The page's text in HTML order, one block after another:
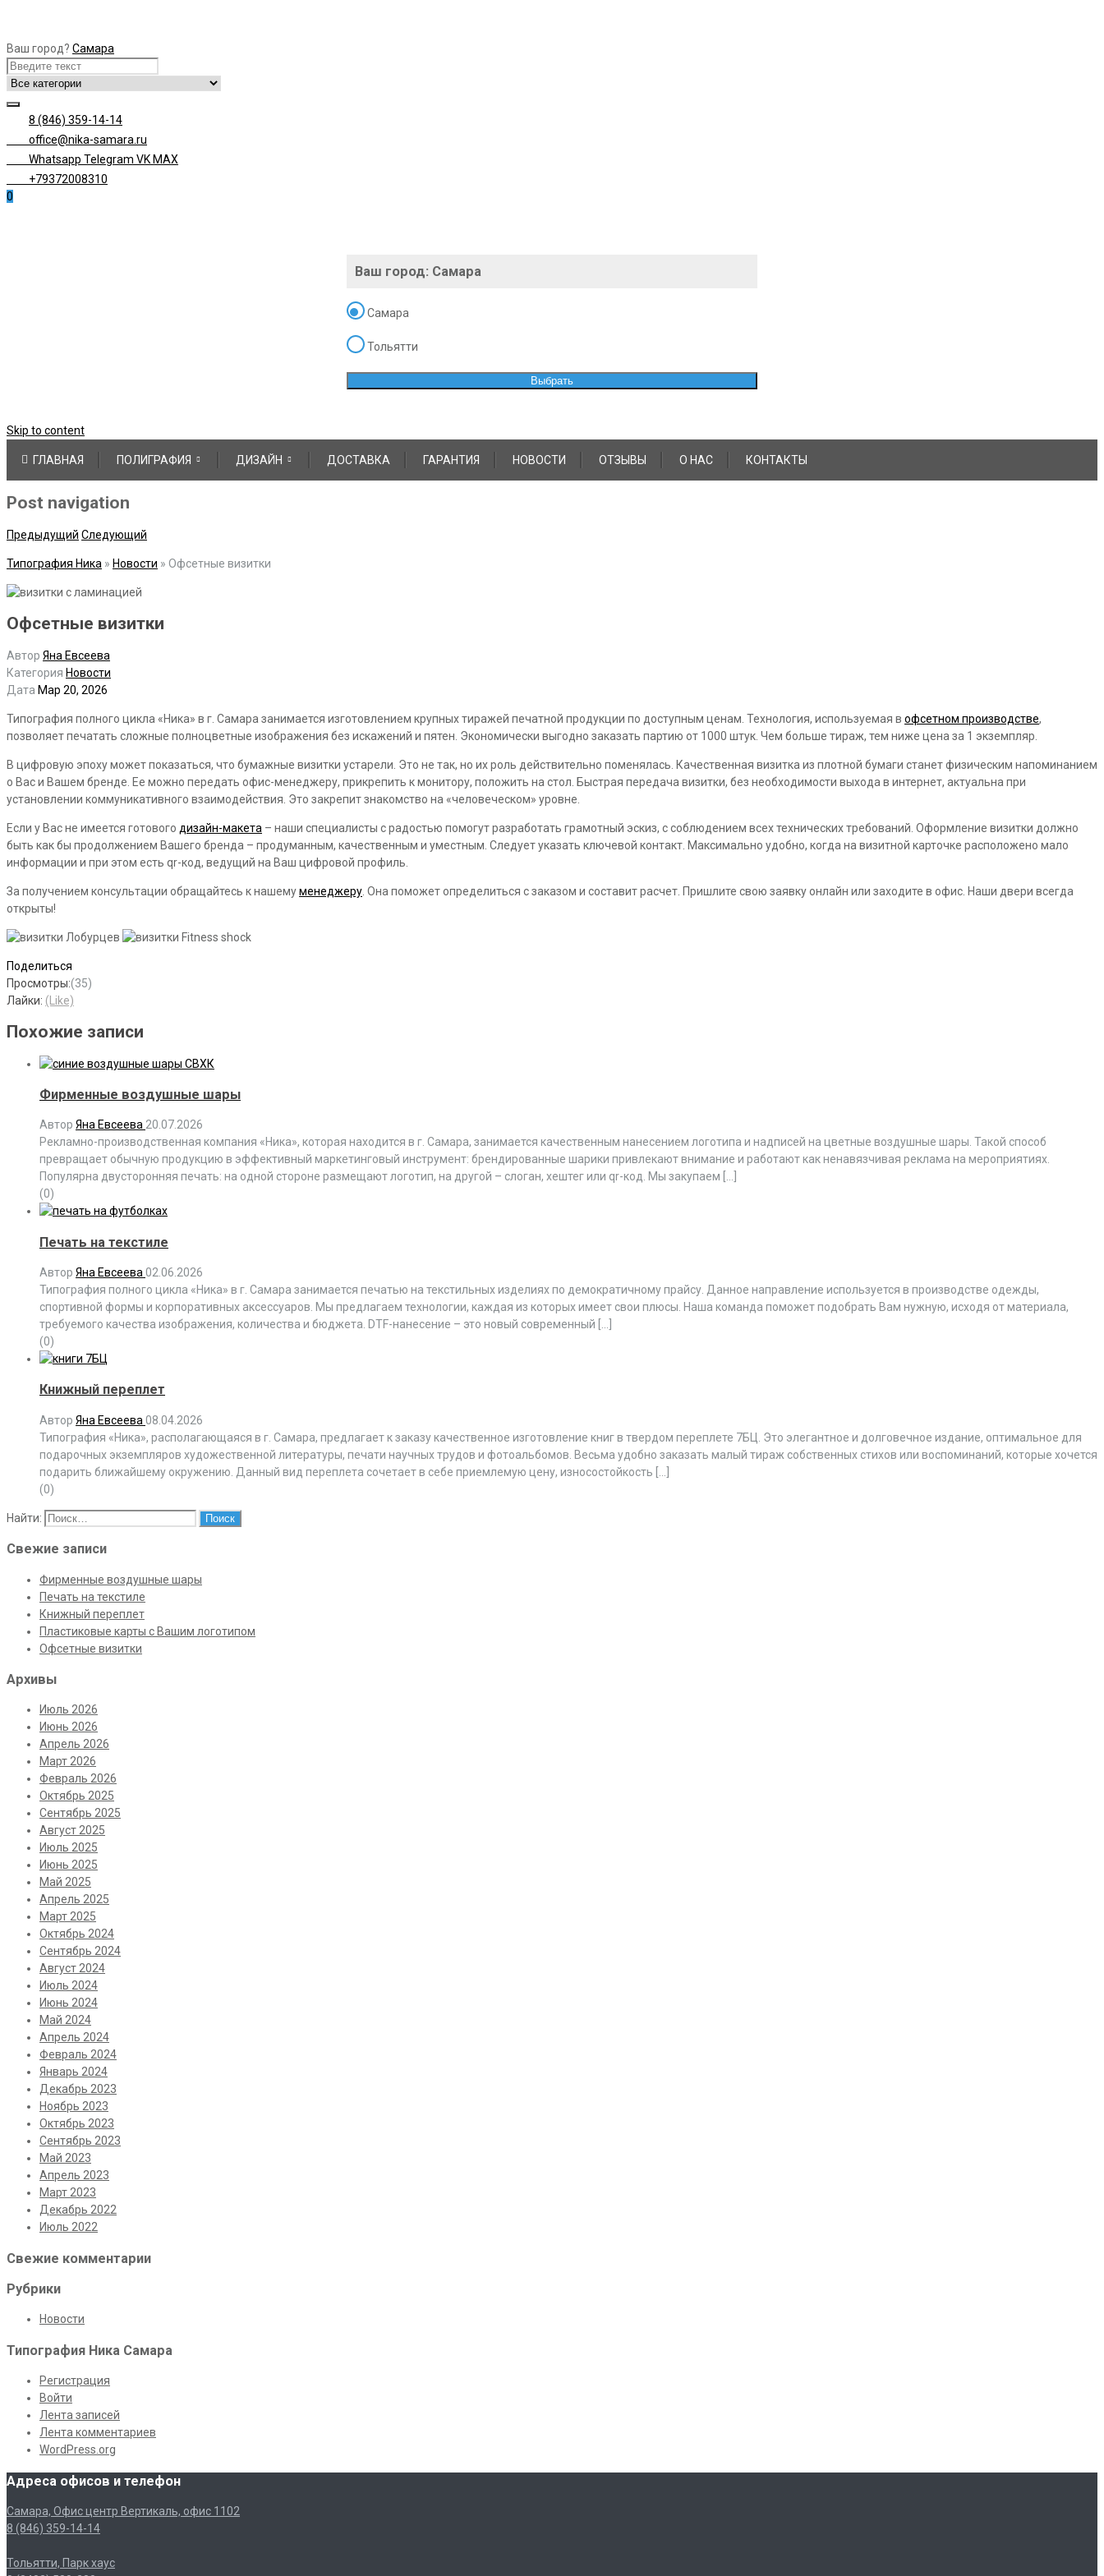
Ваш город? Самара
8 (846) 359-14-14
office@nika-samara.ru
Whatsapp Telegram VK MAX
+79372008310
0
Ваш город: Самара
Самара
Тольятти
Выбрать
Skip to content
ГЛАВНАЯ ПОЛИГРАФИЯ ДИЗАЙН ДОСТАВКА ГАРАНТИЯ НОВОСТИ ОТЗЫВЫ О НАС КОНТАКТЫ
Post navigation
Предыдущий Следующий
Типография Ника » Новости » Офсетные визитки
Офсетные визитки
Автор Яна Евсеева
Категория Новости
Дата Мар 20, 2026
Типография полного цикла «Ника» в г. Самара занимается изготовлением крупных тиражей печатной продукции по доступным ценам. Технология, используемая в офсетном производстве,
позволяет печатать сложные полноцветные изображения без искажений и пятен. Экономически выгодно заказать партию от 1000 штук. Чем больше тираж, тем ниже цена за 1 экземпляр.
В цифровую эпоху может показаться, что бумажные визитки устарели. Это не так, но их роль действительно поменялась. Качественная визитка из плотной бумаги станет физическим напоминанием
о Вас и Вашем бренде. Ее можно передать офис-менеджеру, прикрепить к монитору, положить на стол. Быстрая передача визитки, без необходимости выхода в интернет, актуальна при
установлении коммуникативного взаимодействия. Это закрепит знакомство на «человеческом» уровне.
Если у Вас не имеется готового дизайн-макета – наши специалисты с радостью помогут разработать грамотный эскиз, с соблюдением всех технических требований. Оформление визитки должно
быть как бы продолжением Вашего бренда – продуманным, качественным и уместным. Следует указать ключевой контакт. Максимально удобно, когда на визитной карточке расположено мало
информации и при этом есть qr-код, ведущий на Ваш цифровой профиль.
За получением консультации обращайтесь к нашемуменеджеру . Она поможет определиться с заказом и составит расчет. Пришлите свою заявку онлайн или заходите в офис. Наши двери всегда
открыты!
Поделиться
Просмотры:(35)
Лайки: (Like)
Похожие записи
Фирменные воздушные шары
Автор Яна Евсеева20.07.2026
Рекламно-производственная компания «Ника», которая находится в г. Самара, занимается качественным нанесением логотипа и надписей на цветные воздушные шары. Такой способ
превращает обычную продукцию в эффективный маркетинговый инструмент: брендированные шарики привлекают внимание и работают как ненавязчивая реклама на мероприятиях.
Популярна двусторонняя печать: на одной стороне размещают логотип, на другой – слоган, хештег или qr-код. Мы закупаем […]
(0)
Печать на текстиле
Автор Яна Евсеева 02.06.2026
Типография полного цикла «Ника» в г. Самара занимается печатью на текстильных изделиях по демократичному прайсу. Данное направление используется в производстве одежды,
спортивной формы и корпоративных аксессуаров. Мы предлагаем технологии, каждая из которых имеет свои плюсы. Наша команда поможет подобрать Вам нужную, исходя от материала,
требуемого качества изображения, количества и бюджета. DTF-нанесение – это новый современный […]
(0)
Книжный переплет
Автор Яна Евсеева 08.04.2026
Типография «Ника», располагающаяся в г. Самара, предлагает к заказу качественное изготовление книг в твердом переплете 7БЦ. Это элегантное и долговечное издание, оптимальное для
подарочных экземпляров художественной литературы, печати научных трудов и фотоальбомов. Весьма удобно заказать малый тираж собственных стихов или воспоминаний, которые хочется
подарить ближайшему окружению. Данный вид переплета сочетает в себе приемлемую цену, износостойкость […]
(0)
Найти:
Свежие записи
Фирменные воздушные шары
Печать на текстиле
Книжный переплет
Пластиковые карты с Вашим логотипом
Офсетные визитки
Архивы
Июль 2026
Июнь 2026
Апрель 2026
Март 2026
Февраль 2026
Октябрь 2025
Сентябрь 2025
Август 2025
Июль 2025
Июнь 2025
Май 2025
Апрель 2025
Март 2025
Октябрь 2024
Сентябрь 2024
Август 2024
Июль 2024
Июнь 2024
Май 2024
Апрель 2024
Февраль 2024
Январь 2024
Декабрь 2023
Ноябрь 2023
Октябрь 2023
Сентябрь 2023
Май 2023
Апрель 2023
Март 2023
Декабрь 2022
Июль 2022
Свежие комментарии
Рубрики
Новости
Типография Ника Самара
Регистрация
Войти
Лента записей
Лента комментариев
WordPress.org
Адреса офисов и телефон
Самара, Офис центр Вертикаль, офис 1102
8 (846) 359-14-14
Тольятти, Парк хаус